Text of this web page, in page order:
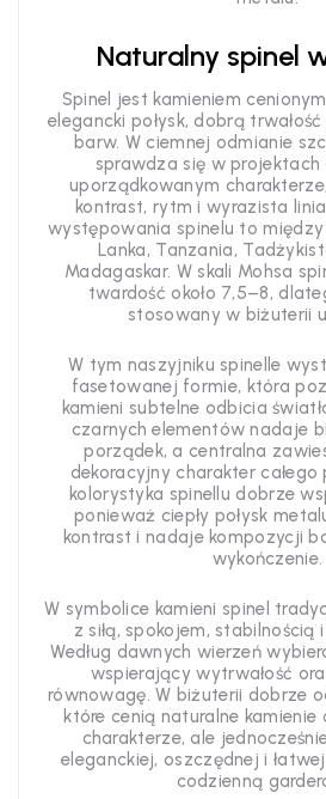
Naturalny spinel
Spinel jest kamieniem
elegancki połysk, dobrą
barw. W ciemnej odmianie
sprawdza się w projektach
uporządkowanym
kontrast, rytm i wyrazista
występowania spinelu to
Lanka, Tanzania,
Madagaskar. W skali Mohsa
twardość około 7,5–8,
stosowany w biżuterii
W tym naszyjniku spinelle
fasetowanej formie, która
kamieni subtelne odbicia
czarnych elementów nadaje
porządek, a centralna
dekoracyjny charakter całego
kolorystyka spinellu dobrze
ponieważ ciepły połysk
kontrast i nadaje kompozycji
wykończenie.
W symbolice kamieni spinel
z siłą, spokojem, stabilnością
Według dawnych wierzeń
wspierający wytrwałość
równowagę. W biżuterii dobrze
które cenią naturalne
charakterze, ale
eleganckiej, oszczędnej i
codzienną